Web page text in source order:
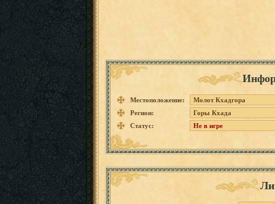
Местоположение:
Молот Кхадгора
Регион:
Горы Кхада
Статус:
Не в игре